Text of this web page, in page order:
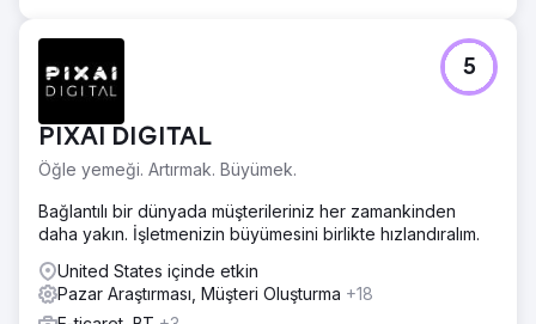
gelir 180.000 ziyaretçiden 1.159.200 dolara yükseldi.
PIXAI DIGITAL
Öğle yemeği. Artırmak. Büyümek.
5
Bağlantılı bir dünyada müşterileriniz her zamankinden
daha yakın. İşletmenizin büyümesini birlikte hızlandıralım.
United States içinde etkin
Pazar Araştırması, Müşteri Oluşturma +18